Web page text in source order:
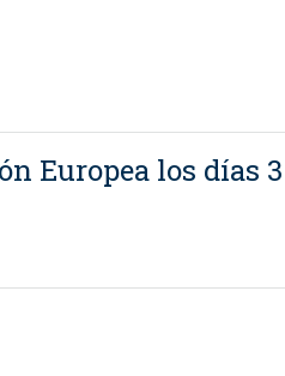
Europea los días